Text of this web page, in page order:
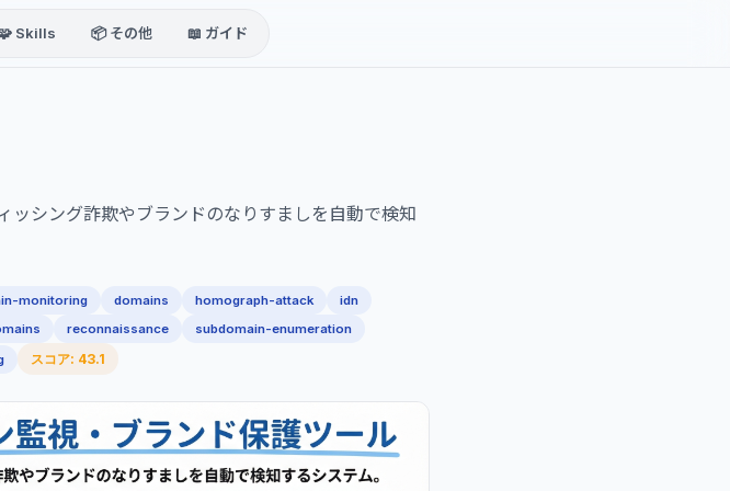
Skills 📦 その他 📖 ガイド
ッシング詐欺やブランドのなりすましを自動で検知
monitoring domains homograph-attack
idn
reconnaissance
subdomain-enumeration
スコア: 43.1